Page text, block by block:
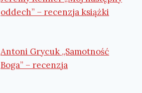
oddech” – recenzja książki
Antoni Grycuk „Samotność
Boga” – recenzja